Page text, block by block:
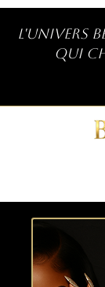
L'univers
qui